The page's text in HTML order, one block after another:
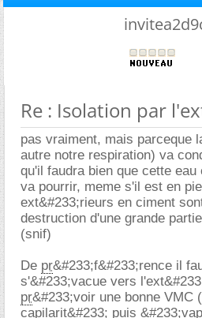
Re : Isolation par
pas vraiment, mais parceque
autre notre respiration) va
qu'il faudra bien que cette
va pourrir, meme s'il est en
ext&#233;rieurs en ciment
destruction d'une grande
(snif)
De pr&#233;f&#233;rence il
s'&#233;vacue vers
pr&#233;voir une bonne VMC
capilarit&#233; puis